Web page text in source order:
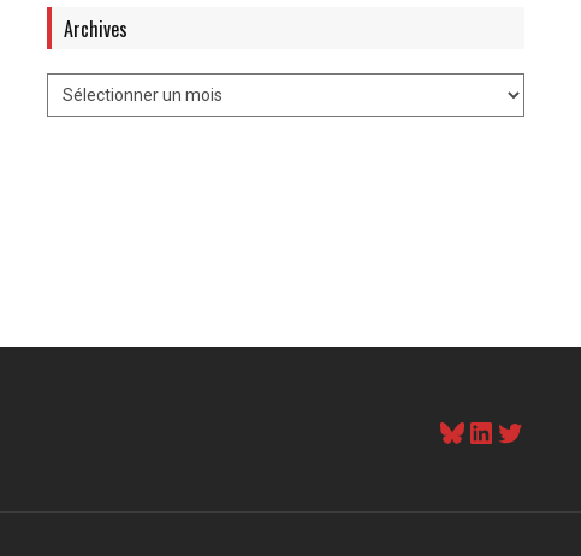
Archives
Bluesky